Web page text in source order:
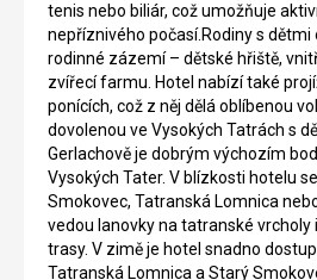
tenis nebo biliár, což umožňuje
nepříznivého počasí.Rodiny s dětmi
rodinné zázemí – dětské hřiště,
zvířecí farmu. Hotel nabízí také
ponících, což z něj dělá oblíbenou
dovolenou ve Vysokých Tatrách s
Gerlachově je dobrým výchozím
Vysokých Tater. V blízkosti hotelu
Smokovec, Tatranská Lomnica
vedou lanovky na tatranské
trasy. V zimě je hotel snadno
Tatranská Lomnica a Starý